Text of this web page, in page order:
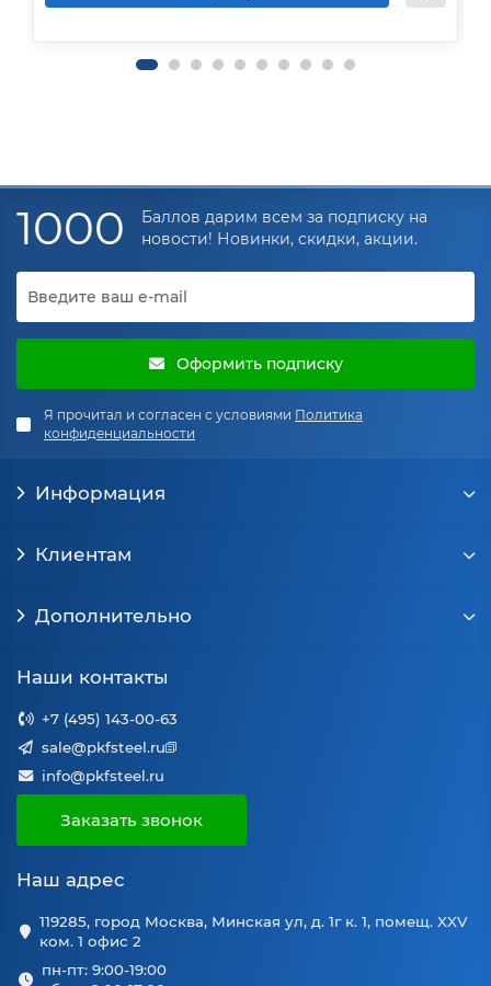
1000
Баллов дарим всем за подписку на
новости! Новинки, скидки, акции.
Оформить подписку
Я прочитал и согласен с условиями Политика
конфиденциальности
Информация
Клиентам
Дополнительно
Наши контакты
+7 (495) 143-00-63
sale@pkfsteel.ru
info@pkfsteel.ru
Заказать звонок
Наш адрес
119285, город Москва, Минская ул, д. 1г к. 1, помещ. XXV
ком. 1 офис 2
пн-пт: 9:00-19:00